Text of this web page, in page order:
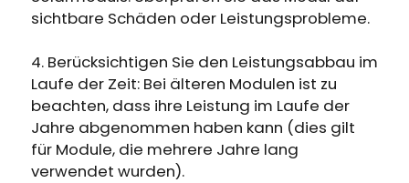
sichtbare Schäden oder Leistungsprobleme.
4. Berücksichtigen Sie den Leistungsabbau im
Laufe der Zeit: Bei älteren Modulen ist zu
beachten, dass ihre Leistung im Laufe der
Jahre abgenommen haben kann (dies gilt
für Module, die mehrere Jahre lang
verwendet wurden).